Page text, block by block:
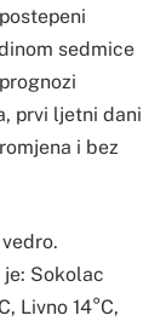
sedmice
prvi ljetni dani
i bez
Sokolac
Livno 14°C,